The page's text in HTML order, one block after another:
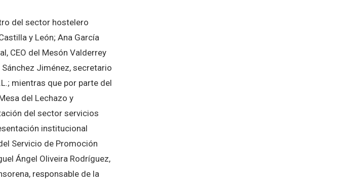
del sector hostelero
y León; Ana García
CEO del Mesón Valderrey
Jiménez, secretario
mientras que por parte del
del Lechazo y
del sector servicios
institucional
Servicio de Promoción
Ángel Oliveira Rodríguez,
responsable de la